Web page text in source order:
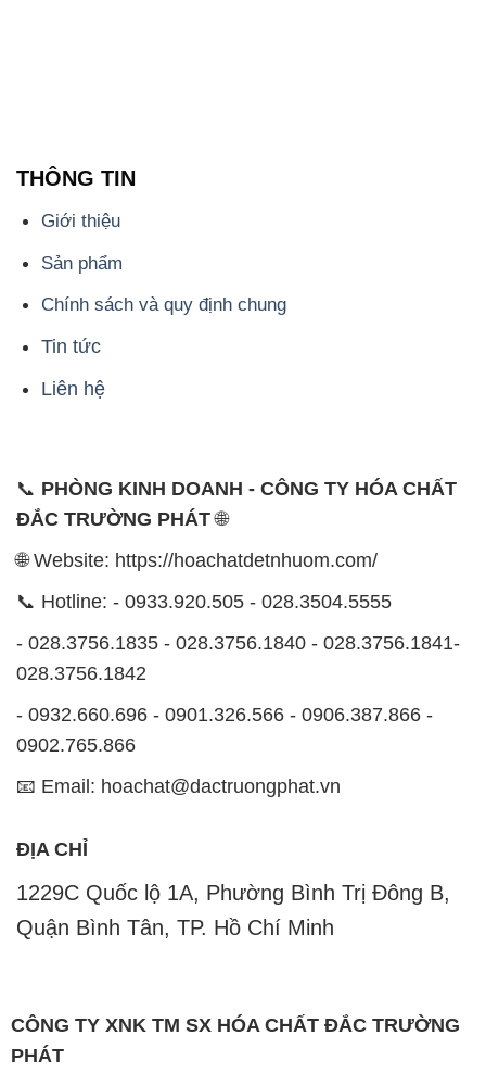
Chính sách và quy định chung
Tin tức
Liên hệ
📞
PHÒNG KINH DOANH - CÔNG TY HÓA CHẤT
ĐẮC TRƯỜNG PHÁT
- 028.3756.1835 - 028.3756.1840 - 028.3756.1841-
0902.765.866
📧 Email: hoachat@dactruongphat.vn
ĐỊA CHỈ
1229C Quốc lộ 1A, Phường Bình Trị Đông B,
Quận Bình Tân, TP. Hồ Chí Minh
CÔNG TY XNK TM SX HÓA CHẤT ĐẮC TRƯỜNG
PHÁT
kinh doanh và phân phối các loại hóa chất công
nghiệp đa dạng, nhằm đáp ứng nhu cầu sử dụng của